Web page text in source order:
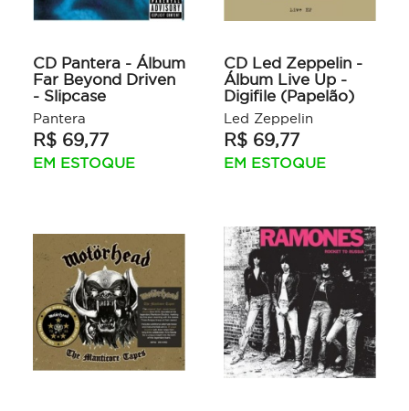
CD Pantera - Álbum
Far Beyond Driven
- Slipcase
Pantera
R$ 69,77
EM ESTOQUE
CD Led Zeppelin -
Álbum Live Up -
Digifile (Papelão)
Led Zeppelin
R$ 69,77
EM ESTOQUE